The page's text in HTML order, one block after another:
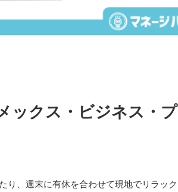
ックス・ビジネス・プ
り、週末に有休を合わせて現地でリラック